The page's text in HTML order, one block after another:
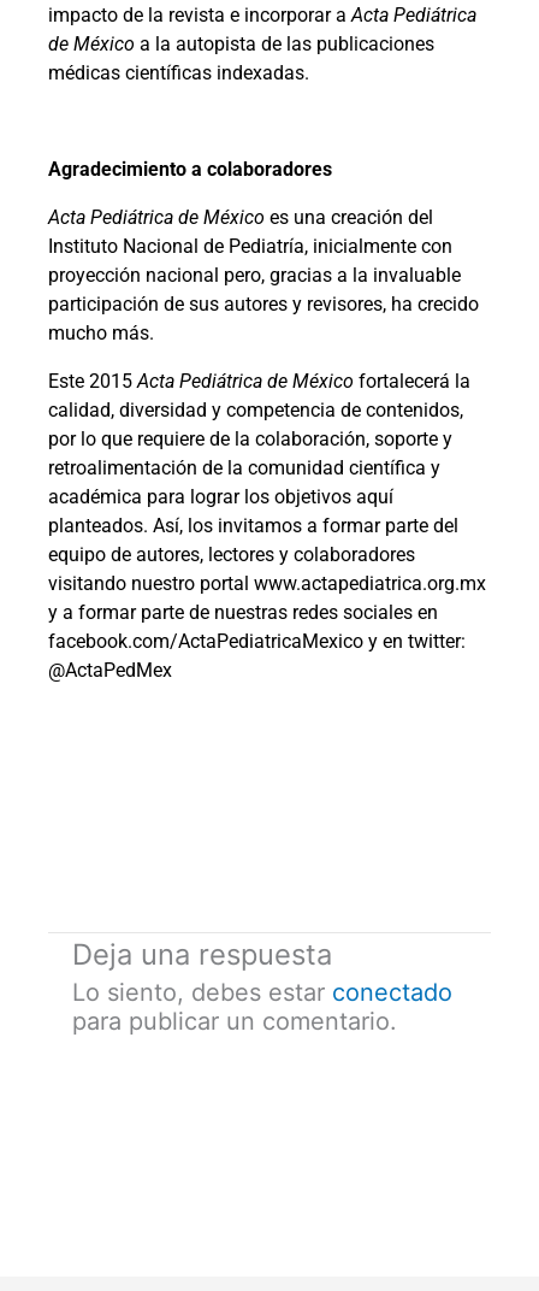
impacto de la revista e incorporar aActa Pediátrica
de México a la autopista de las publicaciones
médicas científicas indexadas.
Agradecimiento a colaboradores
Acta Pediátrica de México es una creación del
Instituto Nacional de Pediatría, inicialmente con
proyección nacional pero, gracias a la invaluable
participación de sus autores y revisores, ha crecido
mucho más.
Este 2015Acta Pediátrica de México fortalecerá la
calidad, diversidad y competencia de contenidos,
por lo que requiere de la colaboración, soporte y
retroalimentación de la comunidad científica y
académica para lograr los objetivos aquí
planteados. Así, los invitamos a formar parte del
equipo de autores, lectores y colaboradores
visitando nuestro portal www.actapediatrica.org.mx
y a formar parte de nuestras redes sociales en
facebook.com/ActaPediatricaMexico y en twitter:
@ActaPedMex
Deja una respuesta
Lo siento, debes estar conectado
para publicar un comentario.